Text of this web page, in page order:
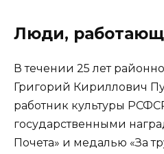
Люди,
В течении 25 лет
Григорий Кириллович
работник культуры
государственными
Почета» и медалью «За